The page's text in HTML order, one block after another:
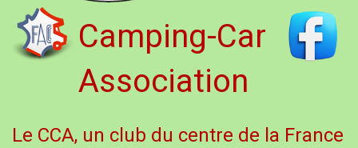
Camping-Car
Association
Le CCA, un club du centre de la France